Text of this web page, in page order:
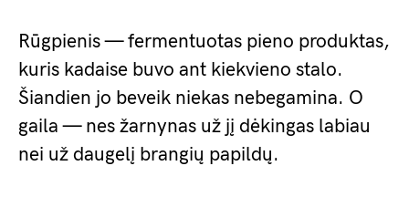
Rūgpienis — fermentuotas pieno produktas,
kuris kadaise buvo ant kiekvieno stalo.
Šiandien jo beveik niekas nebegamina. O
gaila — nes žarnynas už jį dėkingas labiau
nei už daugelį brangių papildų.